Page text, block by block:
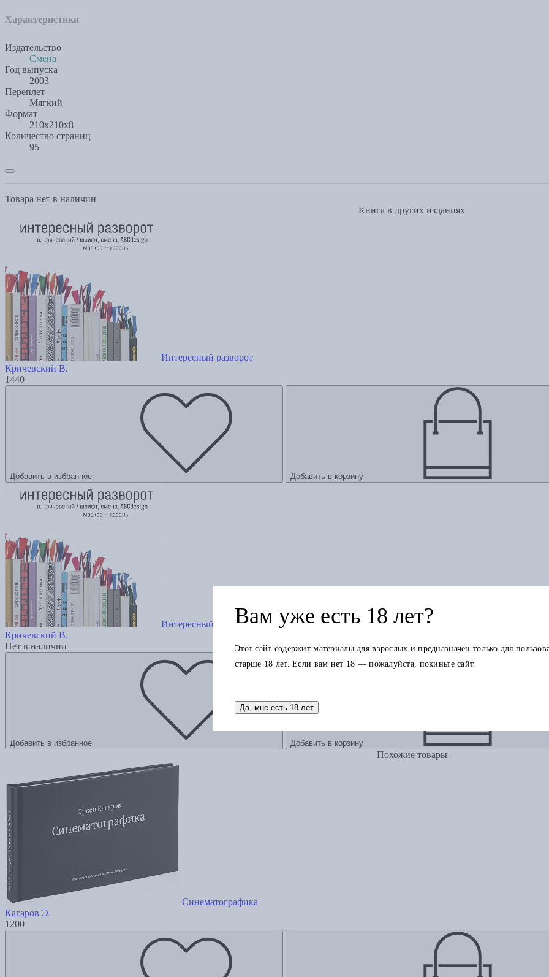
Характеристики
Издательство
Смена
Год выпуска
2003
Переплет
Мягкий
Формат
210х210х8
Количество страниц
95
Товара нет в наличии
Книга в других изданиях
Интересный разворот
Кричевский В.
1440
Добавить в избранное Добавить в корзину
Интересный разворот
Кричевский В.
Нет в наличии
Добавить в избранное Добавить в корзину
Похожие товары
Синематографика
Кагаров Э.
1200
Вам уже есть 18 лет?
Этот сайт содержит материалы для взрослых и предназначен только для
старше 18 лет. Если вам нет 18 — пожалуйста, покиньте сайт.
Да, мне есть 18 лет